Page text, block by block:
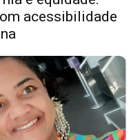
acessibilidade